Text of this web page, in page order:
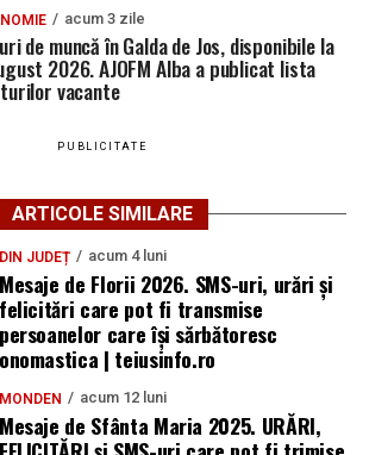
acum 3 zile
de muncă în Galda de Jos, disponibile la
2026. AJOFM Alba a publicat lista
vacante
PUBLICITATE
ARTICOLE SIMILARE
DIN JUDEȚ acum 4 luni
Mesaje de Florii 2026. SMS-uri, urări și
felicitări care pot fi transmise
persoanelor care îşi sărbătoresc
onomastica | teiusinfo.ro
MONDEN acum 12 luni
Mesaje de Sfânta Maria 2025. URĂRI,